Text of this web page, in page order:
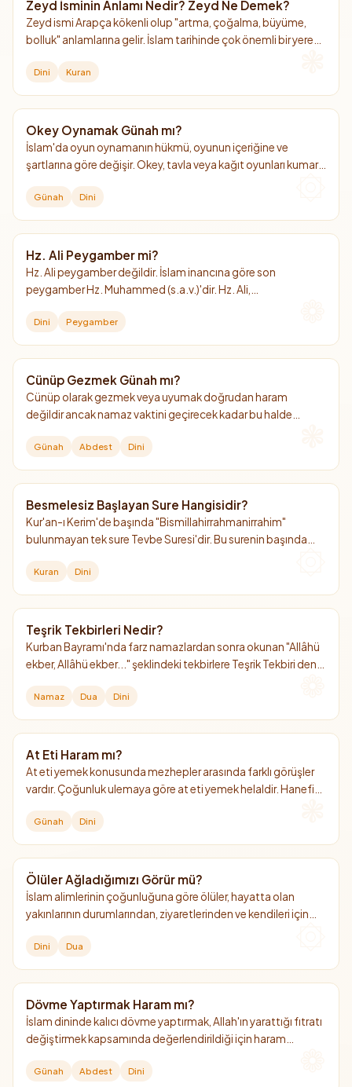
Zeyd İsminin Anlamı Nedir? Zeyd Ne Demek?
Zeyd ismi Arapça kökenli olup "artma, çoğalma, büyüme,
bolluk" anlamlarına gelir. İslam tarihinde çok önemli bir yere
sahabidir.
Dini Kuran
Okey Oynamak Günah mı?
İslam'da oyun oynamanın hükmü, oyunun içeriğine ve
şartlarına göre değişir. Okey, tavla veya kağıt oyunları kumar
değildir.
Günah Dini
Hz. Ali Peygamber mi?
Hz. Ali peygamber değildir. İslam inancına göre son
peygamber Hz. Muhammed (s.a.v.)'dir. Hz. Ali,
Dini Peygamber
Cünüp Gezmek Günah mı?
Cünüp olarak gezmek veya uyumak doğrudan haram
değildir ancak namaz vaktini geçirecek kadar bu halde
Günah Abdest Dini
Besmelesiz Başlayan Sure Hangisidir?
Kur'an-ı Kerim'de başında "Bismillahirrahmanirrahim"
bulunmayan tek sure Tevbe Suresi'dir. Bu surenin başında
bulunmaktadır.
Kuran Dini
Teşrik Tekbirleri Nedir?
Kurban Bayramı'nda farz namazlardan sonra okunan "Allâhü
ekber, Allâhü ekber..." şeklindeki tekbirlere Teşrik Tekbiri denir.
ikindi namazına kadar devam eder.
Namaz Dua Dini
At Eti Haram mı?
At eti yemek konusunda mezhepler arasında farklı görüşler
vardır. Çoğunluk ulemaya göre at eti yemek helaldir. Hanefi
Günah Dini
Ölüler Ağladığımızı Görür mü?
İslam alimlerinin çoğunluğuna göre ölüler, hayatta olan
yakınlarının durumlarından, ziyaretlerinden ve kendileri için
Dini Dua
Dövme Yaptırmak Haram mı?
İslam dininde kalıcı dövme yaptırmak, Allah'ın yarattığı fıtratı
değiştirmek kapsamında değerlendirildiği için haram
engel değildir.
Günah Abdest Dini